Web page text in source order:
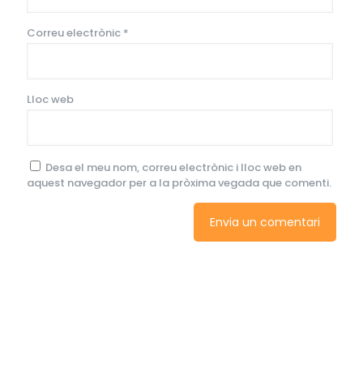
Correu electrònic *
Lloc web
Desa el meu nom, correu electrònic i lloc web en
aquest navegador per a la pròxima vegada que comenti.